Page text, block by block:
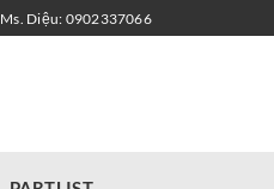
Ms. Diệu: 0902337066